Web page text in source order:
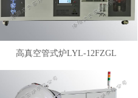
高真空管式炉LYL-12FZGL